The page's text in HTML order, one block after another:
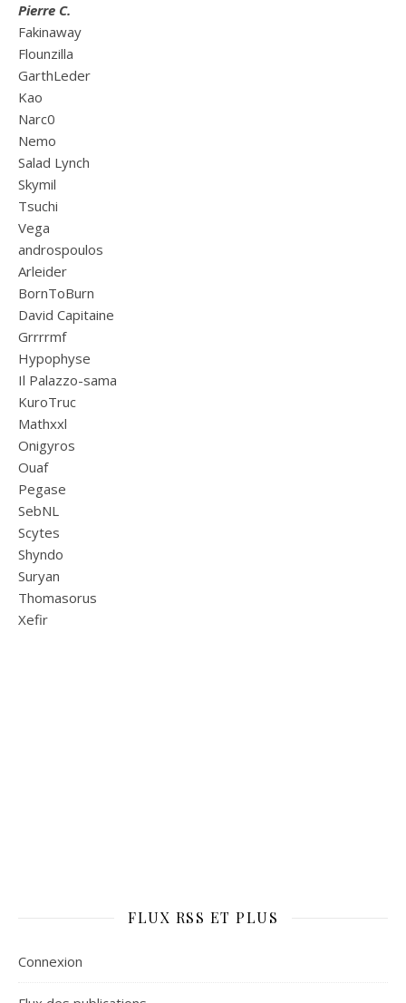
Pierre C.
Fakinaway
Flounzilla
GarthLeder
Kao
Narc0
Nemo
Salad Lynch
Skymil
Tsuchi
Vega
androspoulos
Arleider
BornToBurn
David Capitaine
Grrrrmf
Hypophyse
Il Palazzo-sama
KuroTruc
Mathxxl
Onigyros
Ouaf
Pegase
SebNL
Scytes
Shyndo
Suryan
Thomasorus
Xefir
FLUX RSS ET PLUS
Connexion